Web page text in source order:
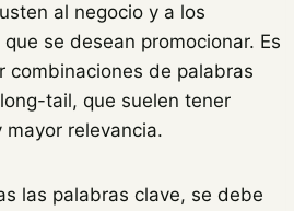
al negocio y a los
se desean promocionar. Es
combinaciones de palabras
tail, que suelen tener
relevancia.
las palabras clave, se debe